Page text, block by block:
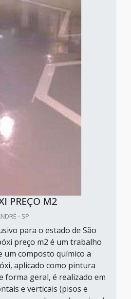
PREÇO M2
- SP
para o estado de São
preço m2 é um trabalho
um composto químico a
aplicado como pintura
forma geral, é realizado em
e verticais (pisos e